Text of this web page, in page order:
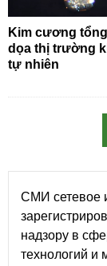
Kim cương
dọa thị trường
tự nhiên
СМИ сетевое
надзору в
технологий и